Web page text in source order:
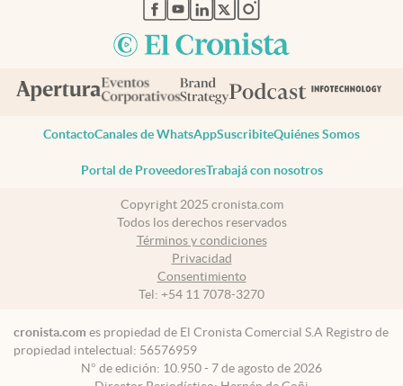
abre en nueva pestaña
abre en nueva pestaña
abre en nueva pestaña
abre en nueva pestaña
abre en nueva pestaña
ContactoCanales de WhatsAppSuscribiteQuiénes Somos
Portal de ProveedoresTrabajá con nosotros
Copyright 2025 cronista.com
Todos los derechos reservados
Términos y condiciones
Privacidad
Consentimiento
Tel: +54 11 7078-3270
cronista.com es propiedad de El Cronista Comercial S.A Registro de
propiedad intelectual: 56576959
N° de edición: 10.950 - 7 de agosto de 2026